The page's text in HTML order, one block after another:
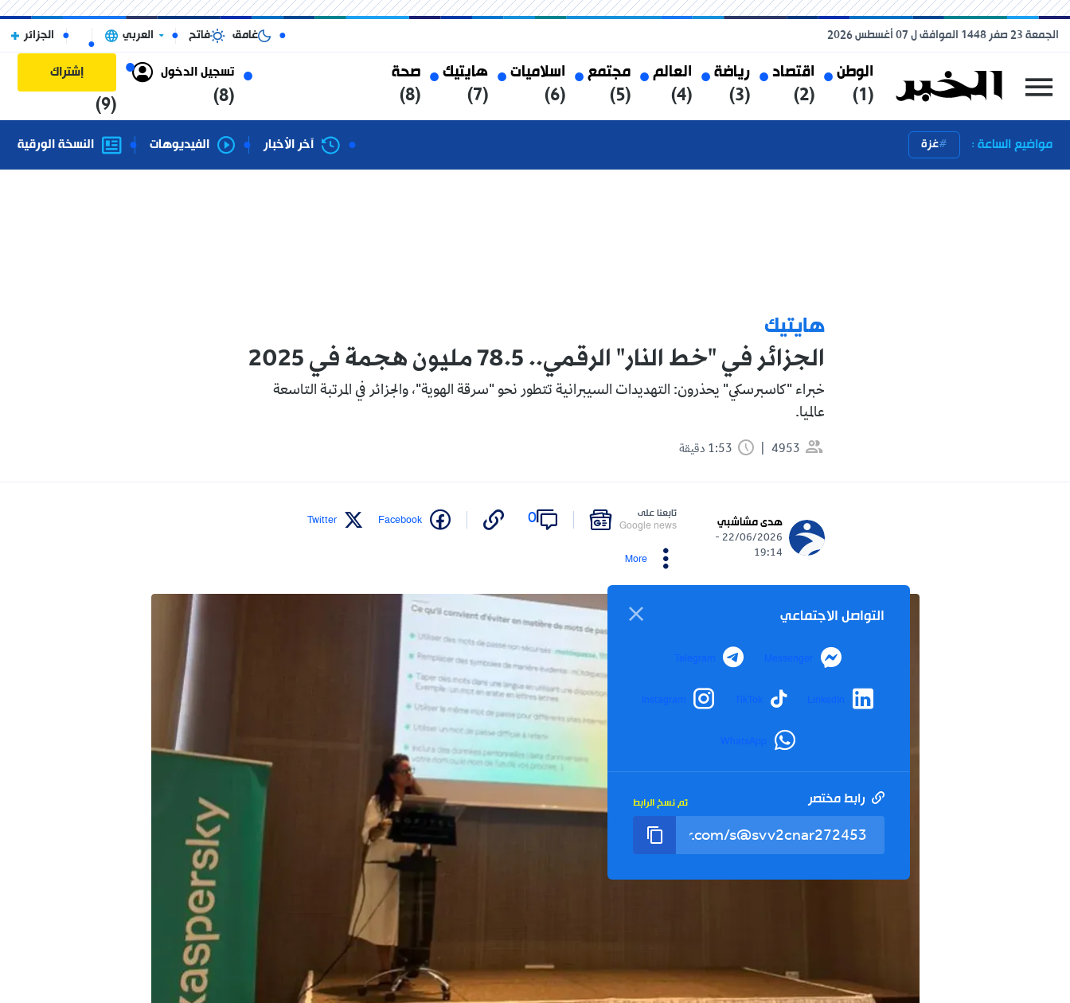
الوطن
(1)
اقتصاد
(2)
رياضة
(3)
العالم
(4)
مجتمع
(5)
اسلاميات
(6)
هايتيك
(7)
صحة
(8)
تسجيل الدخول
(8)
إشتراك
(9)
الجمعة 23 صفر 1448 الموافق ل 07 أغسطس 2026 غامق فاتح العربي الجزائر
مواضيع الساعة : غزة آخر الأخبار الفيديوهات النسخة الورقية
هايتيك
الجزائر في "خط النار" الرقمي.. 78.5 مليون هجمة في 2025
خبراء "كاسبرسكي" يحذرون: التهديدات السيبرانية تتطور نحو "سرقة الهوية"، والجزائر في المرتبة التاسعة
عالميا.
4953
هدى مشاشبي
22/06/2026 -
19:14
تابعنا على
Google news
0
Facebook
Twitter
More
التواصل الاجتماعي
Messenger
Telegram
LinkedIn
TikTok
Instagram
WhatsApp
رابط مختصر تم نسخ الرابط